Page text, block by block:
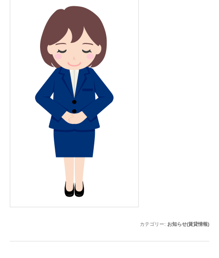
カテゴリー: お知らせ(賃貸情報)